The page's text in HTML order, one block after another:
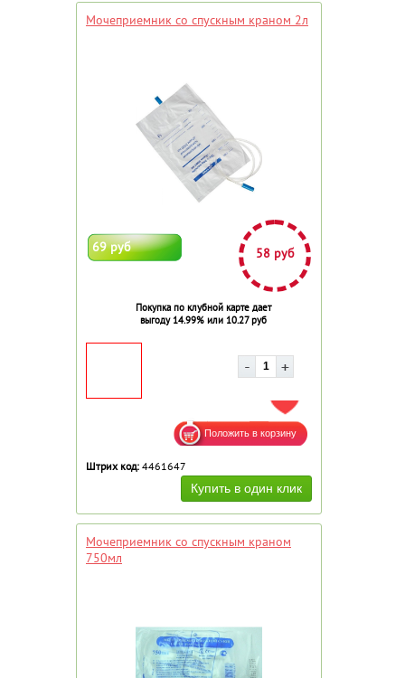
Мочеприемник со спускным краном 2л
69 руб 58 руб
Покупка по клубной карте дает
выгоду 14.99% или 10.27 руб
ДОБАВИТЬ В ИЗБРАННОЕ
Штрих код: 4461647
Мочеприемник со спускным краном
750мл